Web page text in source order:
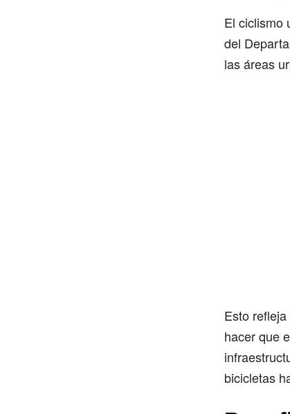
El ciclismo
del
las áreas
Esto
hacer que
bicicletas